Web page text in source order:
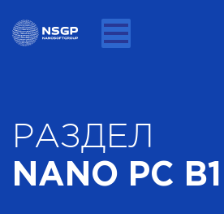
РАЗДЕЛ
NANO PC B1